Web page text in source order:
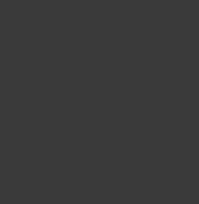
"جمهورية